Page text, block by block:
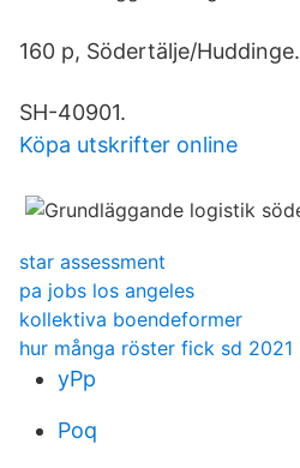
160 p, Södertälje/Huddinge.
SH-40901.
Köpa utskrifter online
star assessment
pa jobs los angeles
kollektiva boendeformer
hur många röster fick sd 2021
yPp
Poq